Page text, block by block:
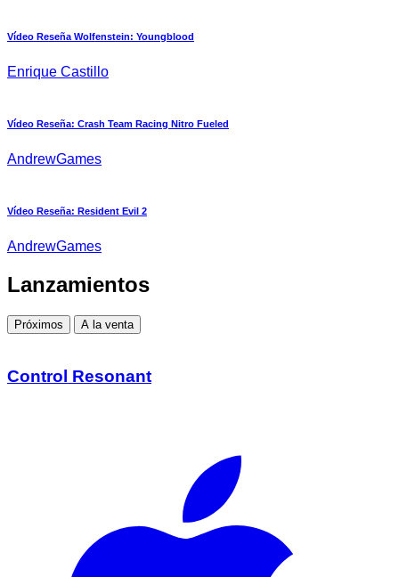
Vídeo Reseña Wolfenstein: Youngblood
Enrique Castillo
Vídeo Reseña: Crash Team Racing Nitro Fueled
AndrewGames
Vídeo Reseña: Resident Evil 2
AndrewGames
Lanzamientos
Próximos A la venta
Control Resonant